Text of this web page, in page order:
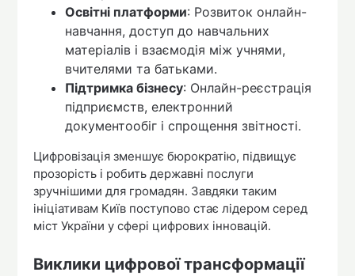
Освітні платформи: Розвиток онлайн-
навчання, доступ до навчальних
матеріалів і взаємодія між учнями,
вчителями та батьками.
Підтримка бізнесу: Онлайн-реєстрація
підприємств, електронний
документообіг і спрощення звітності.
Цифровізація зменшує бюрократію, підвищує
прозорість і робить державні послуги
зручнішими для громадян. Завдяки таким
ініціативам Київ поступово стає лідером серед
міст України у сфері цифрових інновацій.
Виклики цифрової трансформації